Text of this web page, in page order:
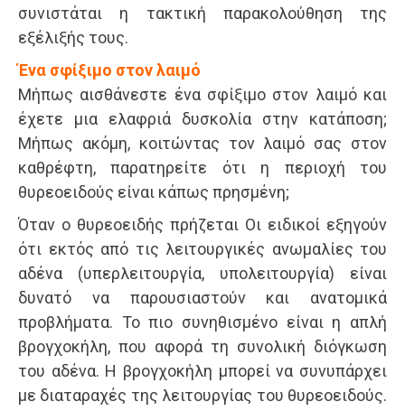
συνιστάται η τακτική παρακολούθηση της
εξέλιξής τους.
Ένα σφίξιµο στον λαιµό
Μήπως αισθάνεστε ένα σφίξιμο στον λαιμό και
έχετε μια ελαφριά δυσκολία στην κατάποση;
Μήπως ακόμη, κοιτώντας τον λαιμό σας στον
καθρέφτη, παρατηρείτε ότι η περιοχή του
θυρεοειδούς είναι κάπως πρησμένη;
Όταν ο θυρεοειδής πρήζεται Οι ειδικοί εξηγούν
ότι εκτός από τις λειτουργικές ανωμαλίες του
αδένα (υπερλειτουργία, υπολειτουργία) είναι
δυνατό να παρουσιαστούν και ανατομικά
προβλήματα. Το πιο συνηθισμένο είναι η απλή
βρογχοκήλη, που αφορά τη συνολική διόγκωση
του αδένα. Η βρογχοκήλη μπορεί να συνυπάρχει
με διαταραχές της λειτουργίας του θυρεοειδούς.